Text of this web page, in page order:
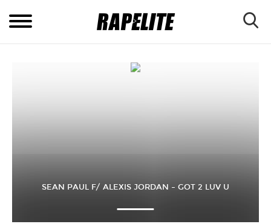
SEAN PAUL F/ ALEXIS JORDAN – GOT 2 LUV U